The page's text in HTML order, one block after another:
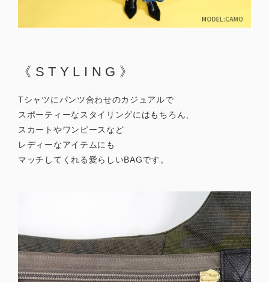
《STYLING》
Tシャツにパンツ合わせのカジュアルで
スポーティーなスタイリングにはもちろん、
スカートやワンピースなど
レディーなアイテムにも
マッチしてくれる愛らしいBAGです。